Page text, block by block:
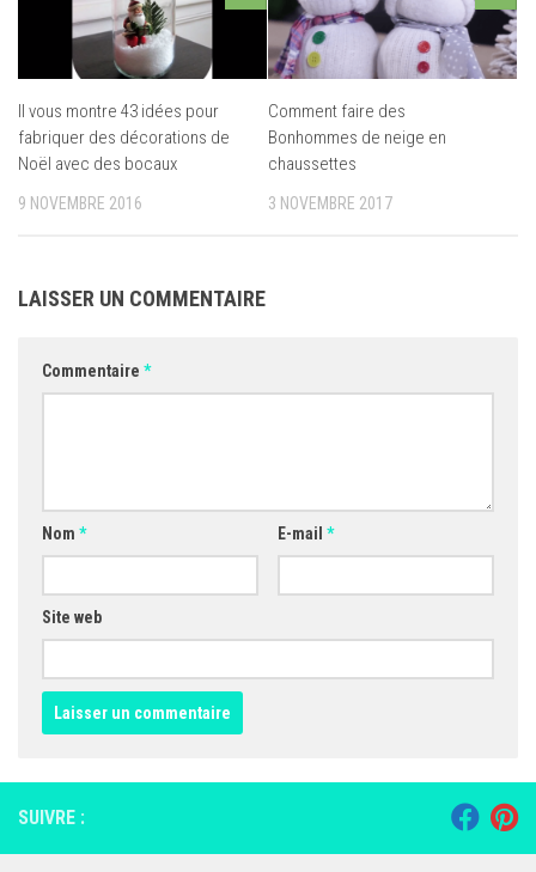
Il vous montre 43 idées pour
fabriquer des décorations de
Noël avec des bocaux
9 NOVEMBRE 2016
Comment faire des
Bonhommes de neige en
chaussettes
3 NOVEMBRE 2017
LAISSER UN COMMENTAIRE
Commentaire *
Nom * E-mail *
Site web
SUIVRE :